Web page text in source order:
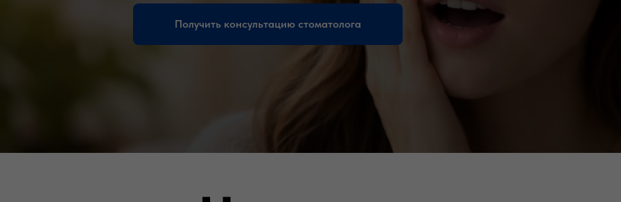
Получить консультацию стоматолога